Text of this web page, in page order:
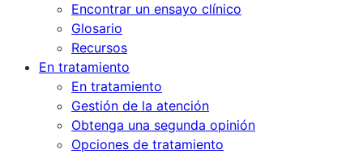
Encontrar un ensayo clínico
Glosario
Recursos
En tratamiento
En tratamiento
Gestión de la atención
Obtenga una segunda opinión
Opciones de tratamiento